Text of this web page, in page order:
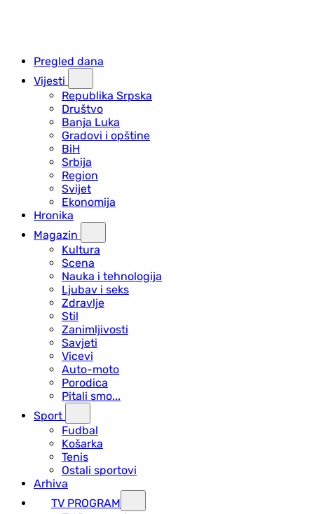
Pregled dana
Vijesti
Republika Srpska
Društvo
Banja Luka
Gradovi i opštine
BiH
Srbija
Region
Svijet
Ekonomija
Hronika
Magazin
Kultura
Scena
Nauka i tehnologija
Ljubav i seks
Zdravlje
Stil
Zanimljivosti
Savjeti
Vicevi
Auto-moto
Porodica
Pitali smo...
Sport
Fudbal
Košarka
Tenis
Ostali sportovi
Arhiva
TV PROGRAM